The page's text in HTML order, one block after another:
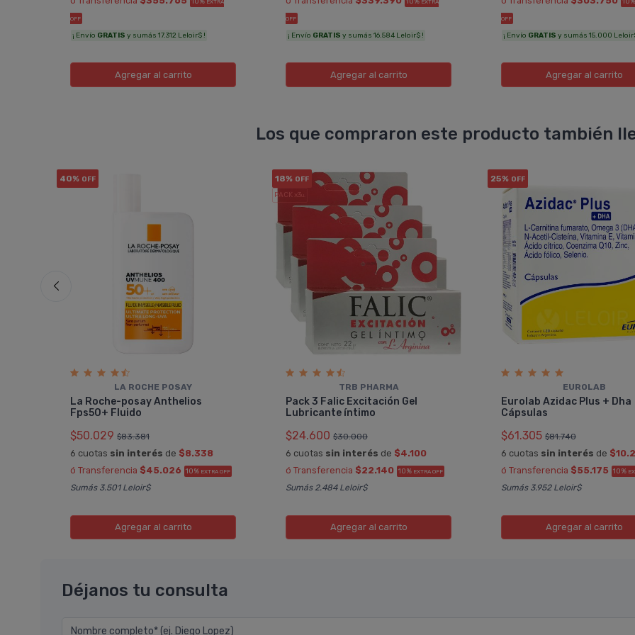
EXTRA
OFF
¡ Envío GRATIS y sumás 17.312 Leloir$ !
Agregaral carrito
EXTRA
OFF
¡ Envío GRATIS y sumás 16.584 Leloir$ !
Agregaral carrito
OFF
¡ Envío GRATIS y sumás 15.000
Agregaral carrito
Los que compraron este producto también
40% OFF
LA ROCHE POSAY
La Roche-posay Anthelios
Fps50+ Fluido
$50.029 $83.381
6 cuotas sin interés de $8.338
ó Transferencia $45.026 10% EXTRA OFF
Sumás 3.501 Leloir$
Agregaral carrito
18% OFF
PACK x3
TRB PHARMA
Pack 3 Falic Excitación Gel
Lubricante í­ntimo
$24.600 $30.000
6 cuotas sin interés de $4.100
ó Transferencia $22.140 10% EXTRA OFF
Sumás 2.484 Leloir$
Agregaral carrito
25% OFF
EUROLAB
Eurolab Azidac Plus + Dha
Cápsulas
$61.305 $81.740
6 cuotas sin interés de
ó Transferencia $55.175 10%
Sumás 3.952 Leloir$
Agregaral carrito
Déjanos tu consulta
Nombre completo* (ej. Diego Lopez)